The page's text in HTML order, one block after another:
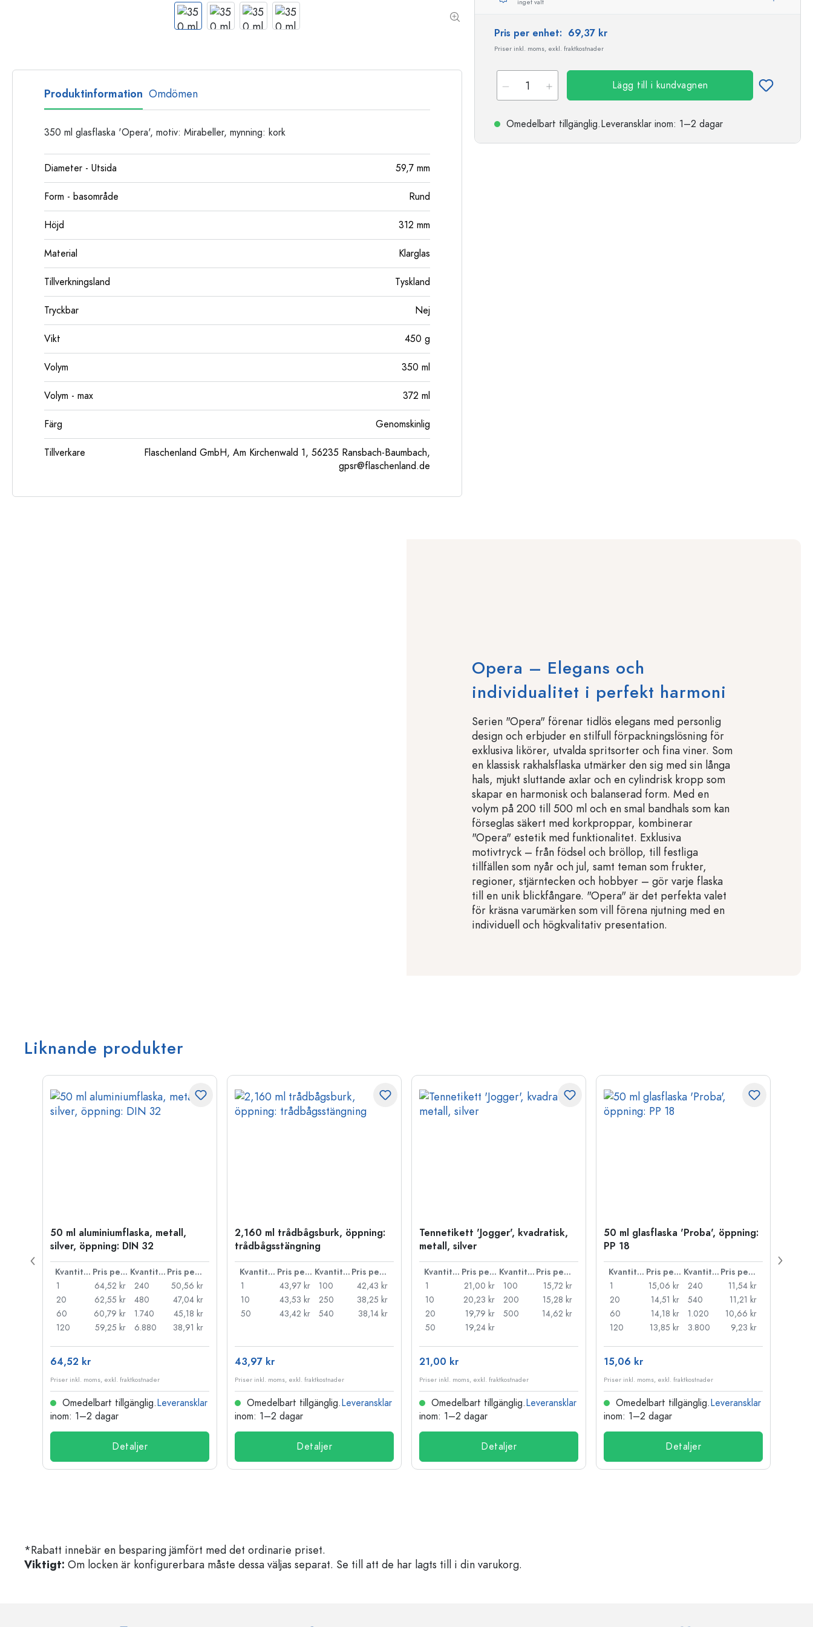
Glasflaskor
Plastflaskor
inget valt
Pris per enhet: 69,37 kr
Priser inkl. moms, exkl. fraktkostnader
Lägg till i kundvagnen
Omedelbart tillgänglig.Leveransklar inom: 1–2 dagar
Produktinformation Omdömen
350 ml glasflaska 'Opera', motiv: Mirabeller, mynning: kork
Diameter - Utsida 59,7 mm
Form - basområde Rund
Höjd 312 mm
Material Klarglas
Tillverkningsland Tyskland
Tryckbar Nej
Vikt 450 g
Volym 350 ml
Volym - max 372 ml
Färg Genomskinlig
Tillverkare
Flaschenland GmbH, Am Kirchenwald 1, 56235 Ransbach-Baumbach,
gpsr@flaschenland.de
Opera – Elegans och
individualitet i perfekt harmoni
Serien "Opera" förenar tidlös elegans med personlig
design och erbjuder en stilfull förpackningslösning för
exklusiva likörer, utvalda spritsorter och fina viner. Som
en klassisk rakhalsflaska utmärker den sig med sin långa
hals, mjukt sluttande axlar och en cylindrisk kropp som
skapar en harmonisk och balanserad form. Med en
volym på 200 till 500 ml och en smal bandhals som kan
förseglas säkert med korkproppar, kombinerar
"Opera" estetik med funktionalitet. Exklusiva
motivtryck – från födsel och bröllop, till festliga
tillfällen som nyår och jul, samt teman som frukter,
regioner, stjärntecken och hobbyer – gör varje flaska
till en unik blickfångare. "Opera" är det perfekta valet
för kräsna varumärken som vill förena njutning med en
individuell och högkvalitativ presentation.
Liknande produkter
50 ml aluminiumflaska, metall,
silver, öppning: DIN 32
Kvantitet Pris per styck Kvantitet
Pris per styck
1
64,52 kr
20
62,55 kr
60
60,79 kr
120
59,25 kr
240
50,56 kr
480
47,04 kr
1.740
45,18 kr
6.880
38,91 kr
64,52 kr
Priser inkl. moms, exkl. fraktkostnader
Omedelbart tillgänglig.Leveransklar
inom: 1–2 dagar
Detaljer
2,160 ml trådbågsburk, öppning:
trådbågsstängning
Kvantitet Pris per styck Kvantitet
Pris per styck
1
43,97 kr
10
43,53 kr
50
43,42 kr
100
42,43 kr
250
38,25 kr
540
38,14 kr
43,97 kr
Priser inkl. moms, exkl. fraktkostnader
Omedelbart tillgänglig.Leveransklar
inom: 1–2 dagar
Detaljer
Tennetikett 'Jogger', kvadratisk,
metall, silver
Kvantitet Pris per styck Kvantitet
Pris per styck
1
21,00 kr
10
20,23 kr
20
19,79 kr
50
19,24 kr
100
15,72 kr
200
15,28 kr
500
14,62 kr
21,00 kr
Priser inkl. moms, exkl. fraktkostnader
Omedelbart tillgänglig.Leveransklar
inom: 1–2 dagar
Detaljer
50 ml glasflaska 'Proba', öppning:
PP 18
Kvantitet Pris per styck Kvantitet
Pris per styck
1
15,06 kr
20
14,51 kr
60
14,18 kr
120
13,85 kr
240
11,54 kr
540
11,21 kr
1.020
10,66 kr
3.800
9,23 kr
15,06 kr
Priser inkl. moms, exkl. fraktkostnader
Omedelbart tillgänglig.Leveransklar
inom: 1–2 dagar
Detaljer
*Rabatt innebär en besparing jämfört med det ordinarie priset.
Viktigt: Om locken är konfigurerbara måste dessa väljas separat. Se till att de har lagts till i din varukorg.